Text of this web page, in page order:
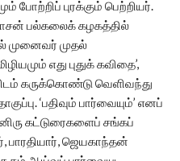
போற்றிப் புரக்கும் பெற்றியர்.
பல்கலைக் கழகத்தில்
முனைவர் முதல்
எது புதுக் கவிதை’,
கருக்கொண்டு வெளிவந்து
‘பதிவும் பார்வையும்’ எனப்
கட்டுரைகளைப் சங்கப்
பாரதியார், ஜெயகாந்தன்